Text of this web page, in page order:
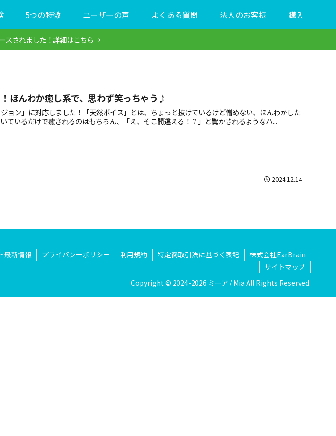
5つの特徴 ユーザーの声 よくある質問 法人のお客様 購入
スされました！詳細はこちら→
ほんわか癒し系で、思わず笑っちゃう♪
ョン」に対応しました！「天然ボイス」とは、ちょっと抜けているけど憎めない、ほんわかした
ているだけで癒されるのはもちろん、「え、そこ間違える！？」と驚かされるようなハ...
2024.12.14
最新情報 プライバシーポリシー 利用規約 特定商取引法に基づく表記
株式会社EarBrain
サイトマップ
Copyright © 2024-2026 ミーア / Mia All Rights Reserved.